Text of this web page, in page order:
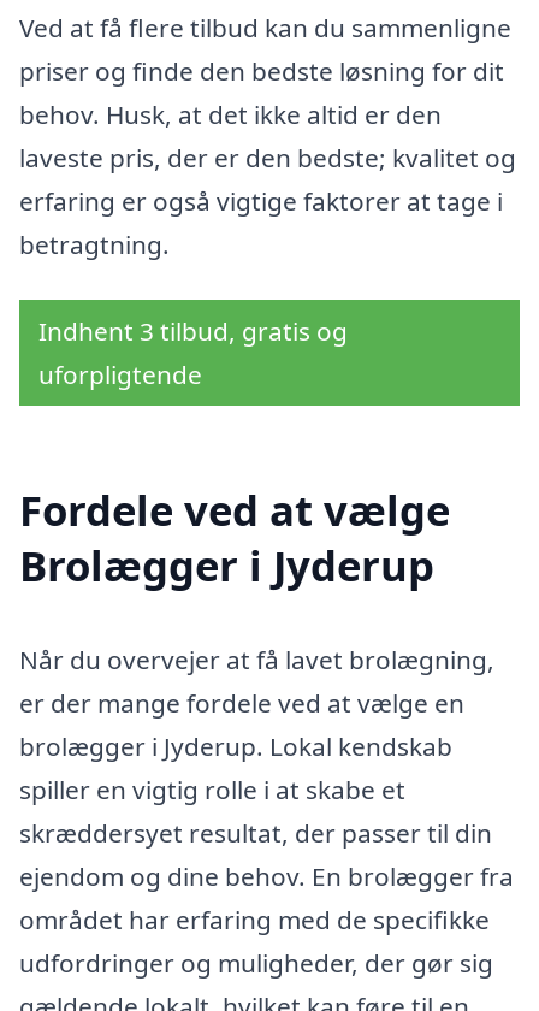
Ved at få flere tilbud kan du sammenligne
priser og finde den bedste løsning for dit
behov. Husk, at det ikke altid er den
laveste pris, der er den bedste; kvalitet og
erfaring er også vigtige faktorer at tage i
betragtning.
Indhent 3 tilbud, gratis og
uforpligtende
Fordele ved at vælge
Brolægger i Jyderup
Når du overvejer at få lavet brolægning,
er der mange fordele ved at vælge en
brolægger i Jyderup. Lokal kendskab
spiller en vigtig rolle i at skabe et
skræddersyet resultat, der passer til din
ejendom og dine behov. En brolægger fra
området har erfaring med de specifikke
udfordringer og muligheder, der gør sig